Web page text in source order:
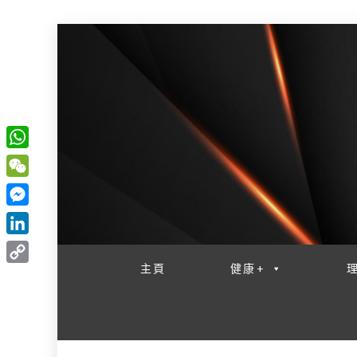
主頁 健康+
W
h
a
t
s
W
e
C
h
M
e
s
L
i